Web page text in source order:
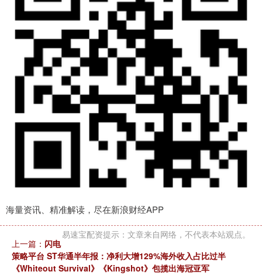
海量资讯、精准解读，尽在新浪财经APP
易速宝配资提示：文章来自网络，不代表本站观点。
上一篇： 闪电
策略平台 ST华通半年报：净利大增129%海外收入占比过半
《Whiteout Survival》《Kingshot》包揽出海冠亚军